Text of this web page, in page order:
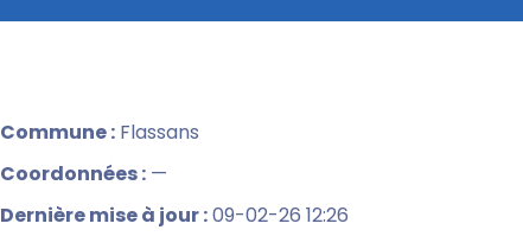
Commune : Flassans
Coordonnées : —
Dernière mise à jour :09-02-26 12:26